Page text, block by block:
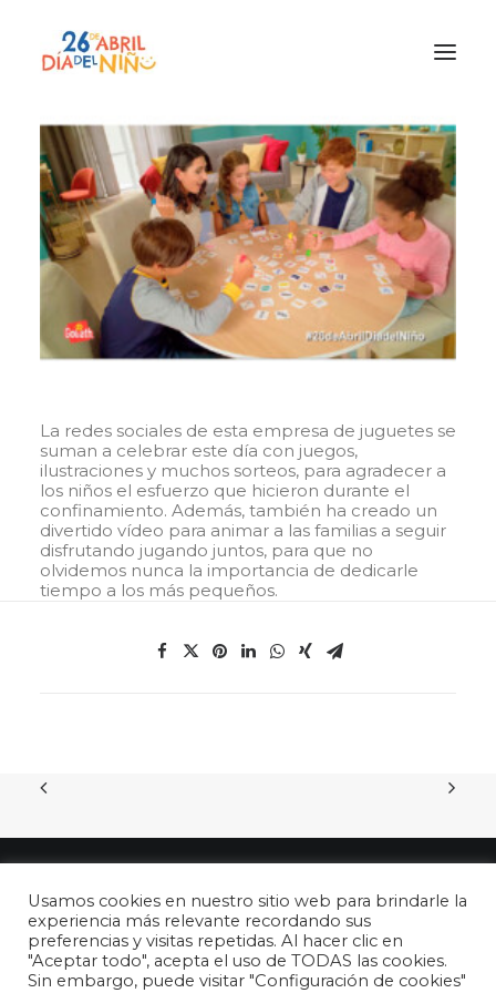
¿Qué es el Día del Niño?
¿Cómo lo vamos a celebrar?
¡Únete!
Participa con tu cole
Materiales
Gracias a
La redes sociales de esta empresa de juguetes se
suman a celebrar este día con juegos,
ilustraciones y muchos sorteos, para agradecer a
los niños el esfuerzo que hicieron durante el
confinamiento. Además, también ha creado un
divertido vídeo para animar a las familias a seguir
disfrutando jugando juntos, para que no
olvidemos nunca la importancia de dedicarle
tiempo a los más pequeños.
© 2026 26 de abril - DÍA DEL NIÑO en España. All rights reserved
Usamos cookies en nuestro sitio web para brindarle la
experiencia más relevante recordando sus
preferencias y visitas repetidas. Al hacer clic en
"Aceptar todo", acepta el uso de TODAS las cookies.
Sin embargo, puede visitar "Configuración de cookies"